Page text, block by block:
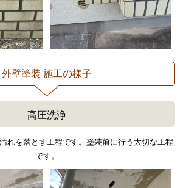
外壁塗装 施工の様子
高圧洗浄
れを落とす工程です。塗装前に行う大切な工程
です。